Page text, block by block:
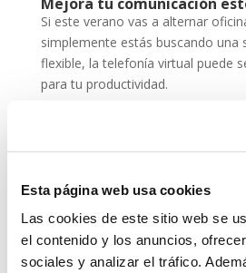
Esta página web usa cookies
Las cookies de este sitio web se
el contenido y los anuncios,
sociales y analizar el tráfico.
Si este verano vas a alternar
simplemente estás buscando una
flexible, la telefonía virtual puede
para tu productividad.
Recuerda que comunicarte bien
campaña online.
System Network, tu
virtual en España
DesdeTelefonía Virtual